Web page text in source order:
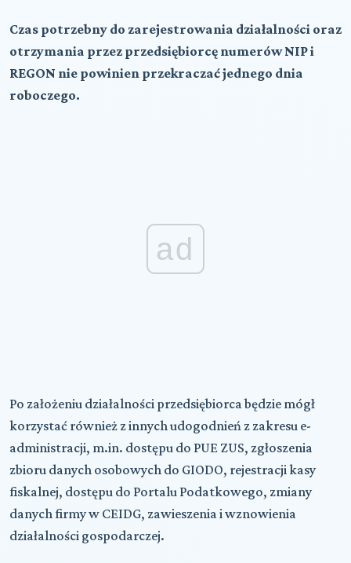
Czas potrzebny do zarejestrowania działalności oraz
otrzymania przez przedsiębiorcę numerów NIP i
REGON nie powinien przekraczać jednego dnia
roboczego.
ad
Po założeniu działalności przedsiębiorca będzie mógł
korzystać również z innych udogodnień z zakresu e-
administracji, m.in. dostępu do PUE ZUS, zgłoszenia
zbioru danych osobowych do GIODO, rejestracji kasy
fiskalnej, dostępu do Portalu Podatkowego, zmiany
danych firmy w CEIDG, zawieszenia i wznowienia
działalności gospodarczej.